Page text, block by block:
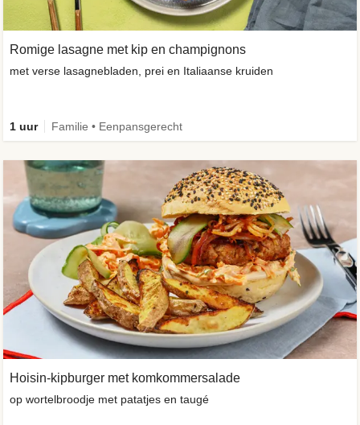
Romige lasagne met kip en champignons
met verse lasagnebladen, prei en Italiaanse kruiden
1 uur Familie • Eenpansgerecht
Hoisin-kipburger met komkommersalade
op wortelbroodje met patatjes en taugé